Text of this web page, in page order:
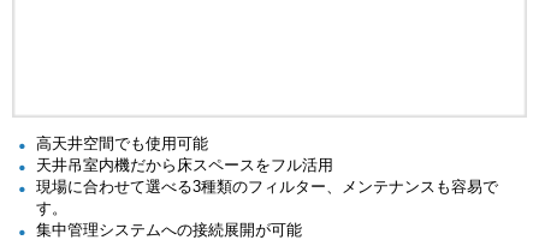
高天井空間でも使用可能
天井吊室内機だから床スペースをフル活用
現場に合わせて選べる3種類のフィルター、メンテナンスも容易で
す。
集中管理システムへの接続展開が可能